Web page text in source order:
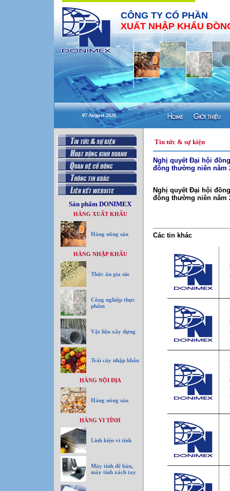
CÔNG TY CỔ PHẦN
XUẤT NHẬP KHẨU
07 August 2026
Sản phẩm DONIMEX
HÀNG XUẤT KHẨU
Hàng nông sản
HÀNG NHẬP KHẨU
Thức ăn gia súc
Công nghiệp thực
phẩm
Vật liệu xây dựng
Trái cây nhập khẩu
HÀNG NỘI ĐỊA
Hàng nông sản
HÀNG VI TÍNH
Linh kiện vi tính
Máy tính để bàn,
máy tính xách tay
Tin tức & sự kiện
Nghị quyết Đại hội
đông thường niên năm
Nghị quyết Đại hội
đông thường niên năm
Các tin khác